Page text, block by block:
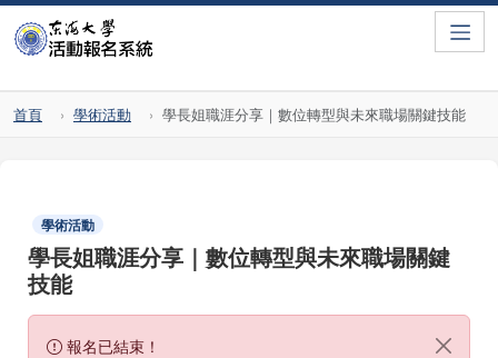
首頁 學術活動 學長姐職涯分享｜數位轉型與未來職場關鍵技能
學術活動
學長姐職涯分享｜數位轉型與未來職場關鍵
技能
報名已結束！